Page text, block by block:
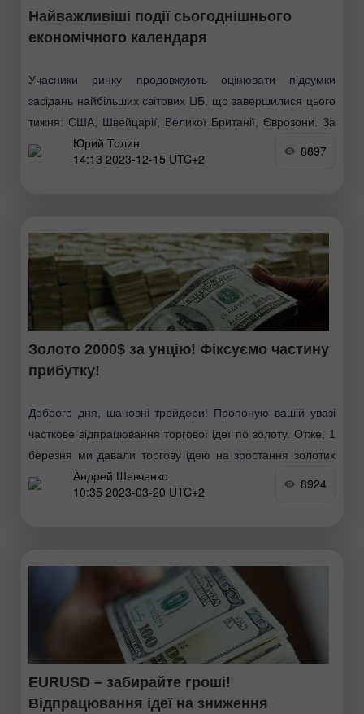
Найважливіші події сьогоднішнього
економічного календаря
Учасники ринку продовжують оцінювати підсумки
засідань найбільших світових ЦБ, що завершилися цього
тижня: США, Швейцарії, Великої Британії, Єврозони. За
їх підсумками відсоткова ставка банків залишилася на
колишніх рівнях. Однак
Юрий Толин
14:13 2023-12-15 UTC+2
8897
Золото 2000$ за унцію! Фіксуємо частину
прибутку!
Доброго дня, шановні трейдери! Пропоную вашій увазі
часткове відпрацювання торгової ідеї по золоту. Отже, 1
березня ми давали торгову ідею на зростання золотих
котирувань до позначки 2000$ Нагадуємо план
Андрей Шевченко
10:35 2023-03-20 UTC+2
8924
EURUSD – забирайте гроші!
Відпрацювання ідеї на зниження